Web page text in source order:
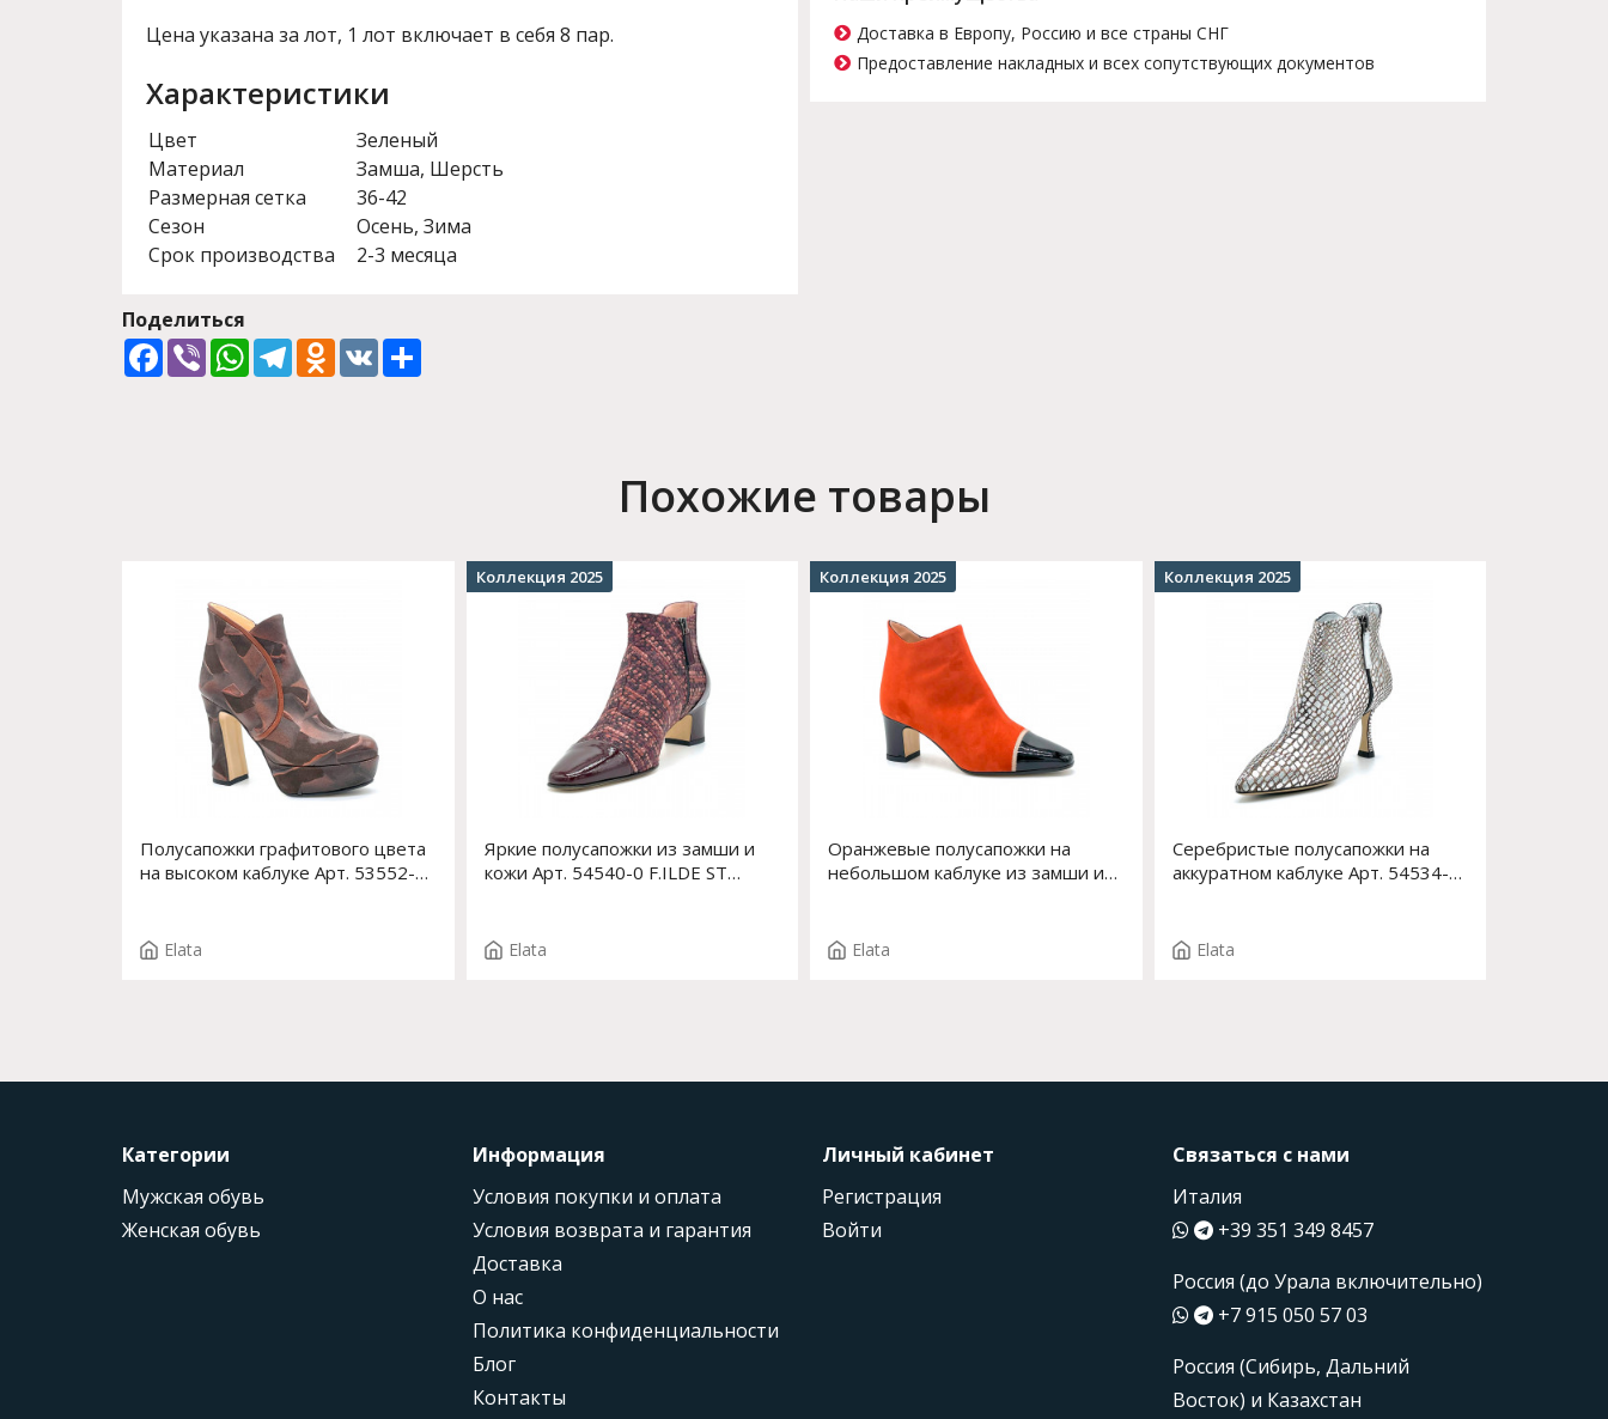
Цена указана за лот, 1 лот включает в себя 8 пар.
Характеристики
Цвет
Зеленый
Материал
Замша, Шерсть
Размерная сетка
36-42
Сезон
Осень, Зима
Срок производства
2-3 месяца
Поделиться
Facebook
ViberWhatsApp
TelegramOdnoklassniki
VK
Доставка в Европу, Россию и все страны СНГ
Предоставление накладных и всех сопутствующих документов
Похожие товары
Полусапожки графитового цвета
на высоком каблуке Арт. 53552-1
Elata
Яркие полусапожки из замши и
кожи Арт. 54540-0 F.ILDE ST
Elata
Коллекция 2025
Оранжевые полусапожки на
небольшом каблуке из замши и
Elata
Коллекция 2025
Серебристые полусапожки на
аккуратном каблуке Арт. 54534-0
Elata
Коллекция 2025
Категории
Мужская обувь
Женская обувь
Информация
Условия покупки и оплата
Условия возврата и гарантия
Доставка
О нас
Политика конфиденциальности
Блог
Контакты
Личный кабинет
Регистрация
Войти
Связаться с нами
Италия
+39 351 349 8457
Россия (до Урала включительно)
+7 915 050 57 03
Россия (Сибирь, Дальний
Восток) и Казахстан